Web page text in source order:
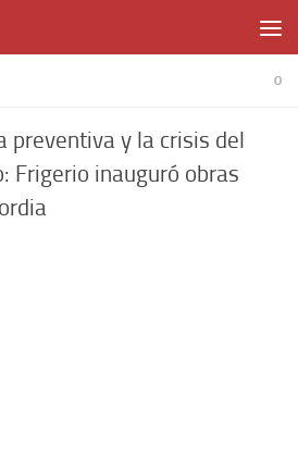
0
preventiva y la crisis del
Frigerio inauguró obras